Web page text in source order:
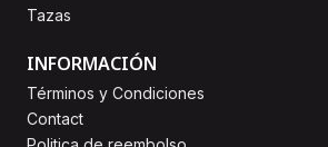
Tazas
INFORMACIÓN
Términos y Condiciones
Contact